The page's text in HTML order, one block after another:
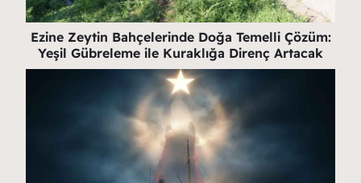
Ezine Zeytin Bahçelerinde Doğa Temelli Çözüm:
Yeşil Gübreleme ile Kuraklığa Direnç Artacak